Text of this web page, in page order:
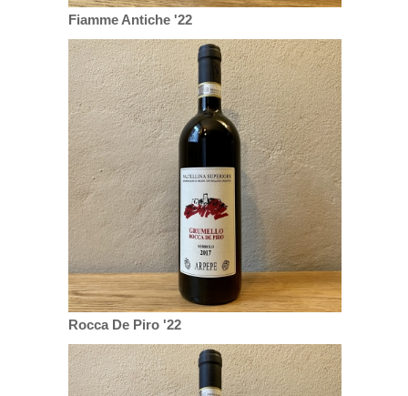
Fiamme Antiche '22
Rocca De Piro '22